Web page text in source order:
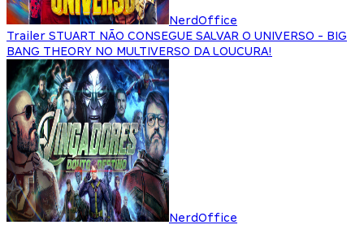
NerdOffice
Trailer STUART NÃO CONSEGUE SALVAR O UNIVERSO - BIG
BANG THEORY NO MULTIVERSO DA LOUCURA!
NerdOffice